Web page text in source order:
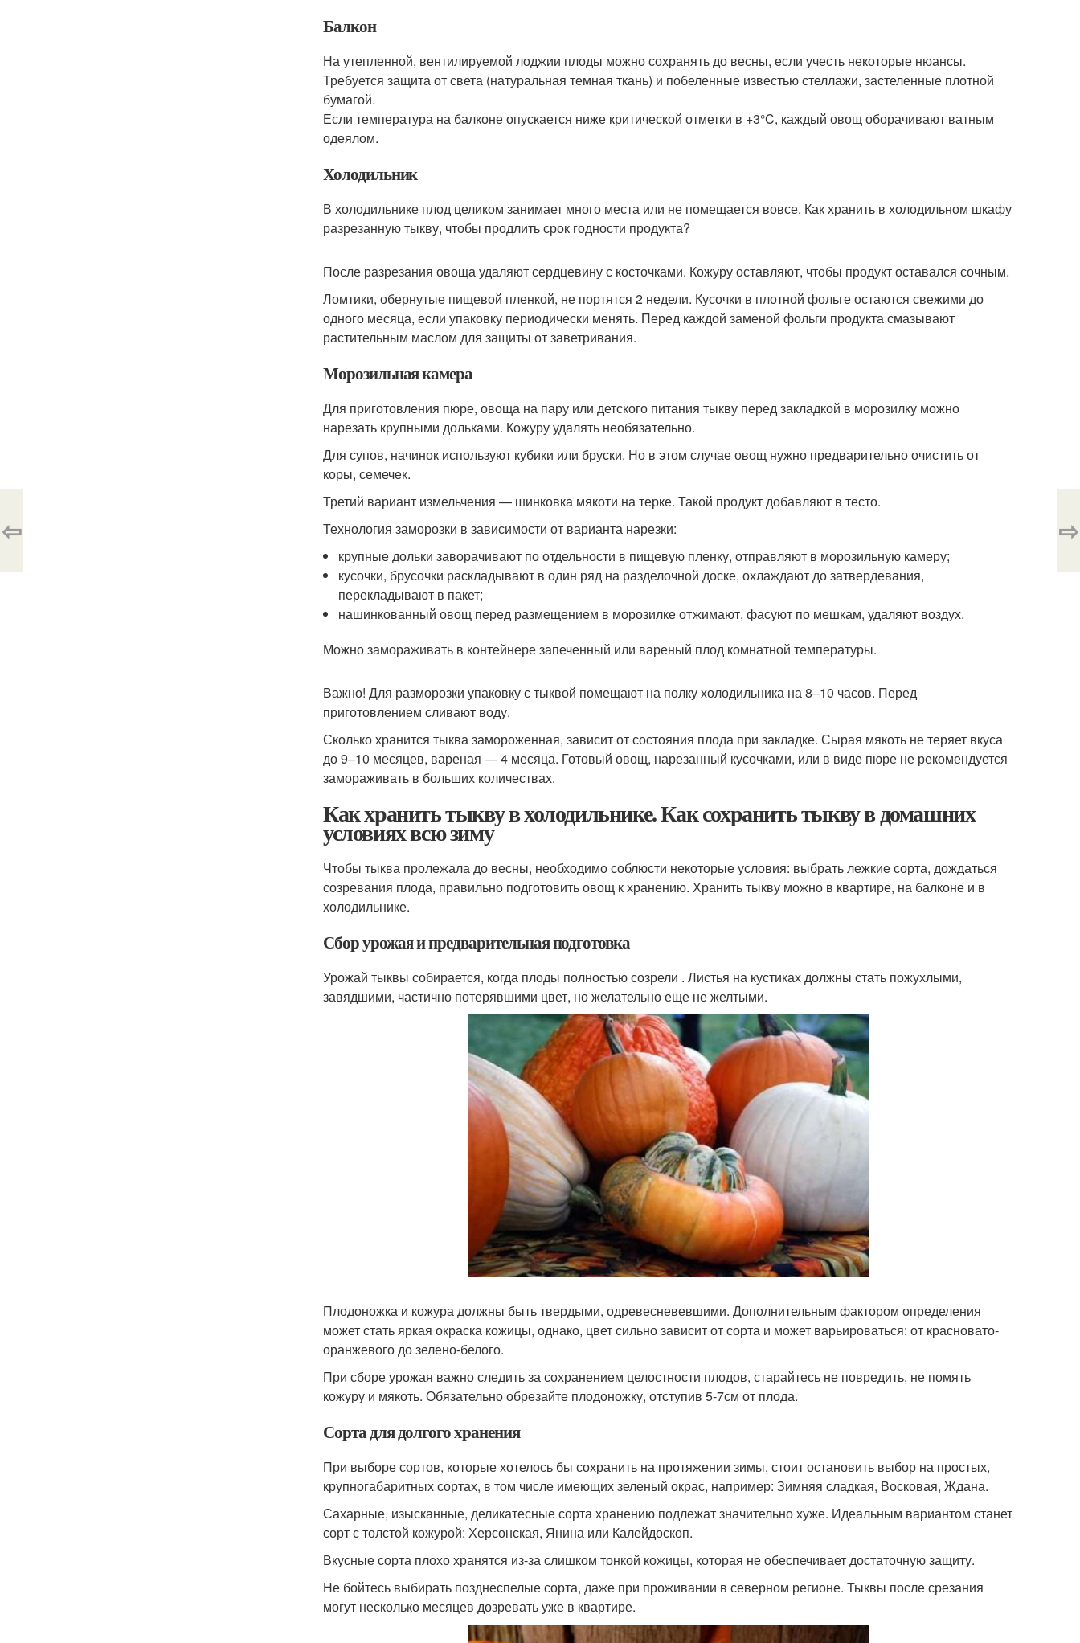
Балкон
На утепленной, вентилируемой лоджии плоды можно сохранять до весны, если учесть некоторые нюансы.
Требуется защита от света (натуральная темная ткань) и побеленные известью стеллажи, застеленные плотной
бумагой.
Если температура на балконе опускается ниже критической отметки в +3°C, каждый овощ оборачивают ватным
одеялом.
Холодильник
В холодильнике плод целиком занимает много места или не помещается вовсе. Как хранить в холодильном шкафу
разрезанную тыкву, чтобы продлить срок годности продукта?
После разрезания овоща удаляют сердцевину с косточками. Кожуру оставляют, чтобы продукт оставался сочным.
Ломтики, обернутые пищевой пленкой, не портятся 2 недели. Кусочки в плотной фольге остаются свежими до
одного месяца, если упаковку периодически менять. Перед каждой заменой фольги продукта смазывают
растительным маслом для защиты от заветривания.
Морозильная камера
Для приготовления пюре, овоща на пару или детского питания тыкву перед закладкой в морозилку можно
нарезать крупными дольками. Кожуру удалять необязательно.
Для супов, начинок используют кубики или бруски. Но в этом случае овощ нужно предварительно очистить от
коры, семечек.
Третий вариант измельчения — шинковка мякоти на терке. Такой продукт добавляют в тесто.
Технология заморозки в зависимости от варианта нарезки:
крупные дольки заворачивают по отдельности в пищевую пленку, отправляют в морозильную камеру;
кусочки, брусочки раскладывают в один ряд на разделочной доске, охлаждают до затвердевания,
перекладывают в пакет;
нашинкованный овощ перед размещением в морозилке отжимают, фасуют по мешкам, удаляют воздух.
Можно замораживать в контейнере запеченный или вареный плод комнатной температуры.
Важно! Для разморозки упаковку с тыквой помещают на полку холодильника на 8–10 часов. Перед
приготовлением сливают воду.
Сколько хранится тыква замороженная, зависит от состояния плода при закладке. Сырая мякоть не теряет вкуса
до 9–10 месяцев, вареная — 4 месяца. Готовый овощ, нарезанный кусочками, или в виде пюре не рекомендуется
замораживать в больших количествах.
Как хранить тыкву в холодильнике. Как сохранить тыкву в домашних
условиях всю зиму
Чтобы тыква пролежала до весны, необходимо соблюсти некоторые условия: выбрать лежкие сорта, дождаться
созревания плода, правильно подготовить овощ к хранению. Хранить тыкву можно в квартире, на балконе и в
холодильнике.
Сбор урожая и предварительная подготовка
Урожай тыквы собирается, когда плоды полностью созрели . Листья на кустиках должны стать пожухлыми,
завядшими, частично потерявшими цвет, но желательно еще не желтыми.
Плодоножка и кожура должны быть твердыми, одревесневевшими. Дополнительным фактором определения
может стать яркая окраска кожицы, однако, цвет сильно зависит от сорта и может варьироваться: от красновато-
оранжевого до зелено-белого.
При сборе урожая важно следить за сохранением целостности плодов, старайтесь не повредить, не помять
кожуру и мякоть. Обязательно обрезайте плодоножку, отступив 5-7см от плода.
Сорта для долгого хранения
При выборе сортов, которые хотелось бы сохранить на протяжении зимы, стоит остановить выбор на простых,
крупногабаритных сортах, в том числе имеющих зеленый окрас, например: Зимняя сладкая, Восковая, Ждана.
Сахарные, изысканные, деликатесные сорта хранению подлежат значительно хуже. Идеальным вариантом станет
сорт с толстой кожурой: Херсонская, Янина или Калейдоскоп.
Вкусные сорта плохо хранятся из-за слишком тонкой кожицы, которая не обеспечивает достаточную защиту.
Не бойтесь выбирать позднеспелые сорта, даже при проживании в северном регионе. Тыквы после срезания
могут несколько месяцев дозревать уже в квартире.
⇦ ⇨